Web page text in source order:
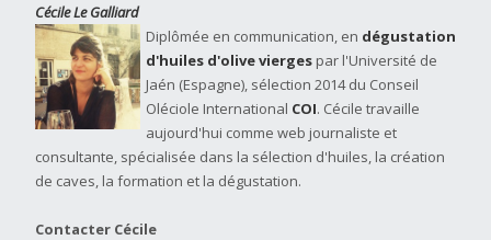
Cécile Le Galliard
Diplômée en communication, en dégustation
d'huiles d'olive vierges par l'Université de
Jaén (Espagne), sélection 2014 du Conseil
Oléciole International COI. Cécile travaille
aujourd'hui comme web journaliste et
consultante, spécialisée dans la sélection d'huiles, la création
de caves, la formation et la dégustation.
Contacter Cécile